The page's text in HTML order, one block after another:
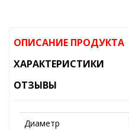
ОПИСАНИЕ ПРОДУКТА
ХАРАКТЕРИСТИКИ
ОТЗЫВЫ
Диаметр